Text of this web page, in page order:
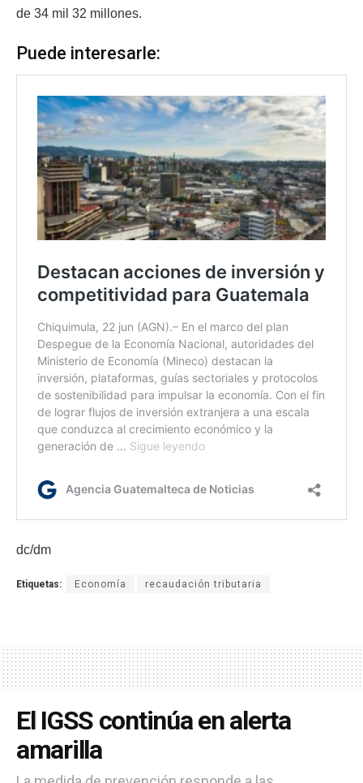
de 34 mil 32 millones.
Puede interesarle:
dc/dm
Etiquetas: Economía recaudación tributaria
El IGSS continúa en alerta
amarilla